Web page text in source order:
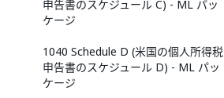
申告書のスケジュール C) - ML パッ
ケージ
1040 Schedule D (米国の個人所得税
申告書のスケジュール D) - ML パッ
ケージ